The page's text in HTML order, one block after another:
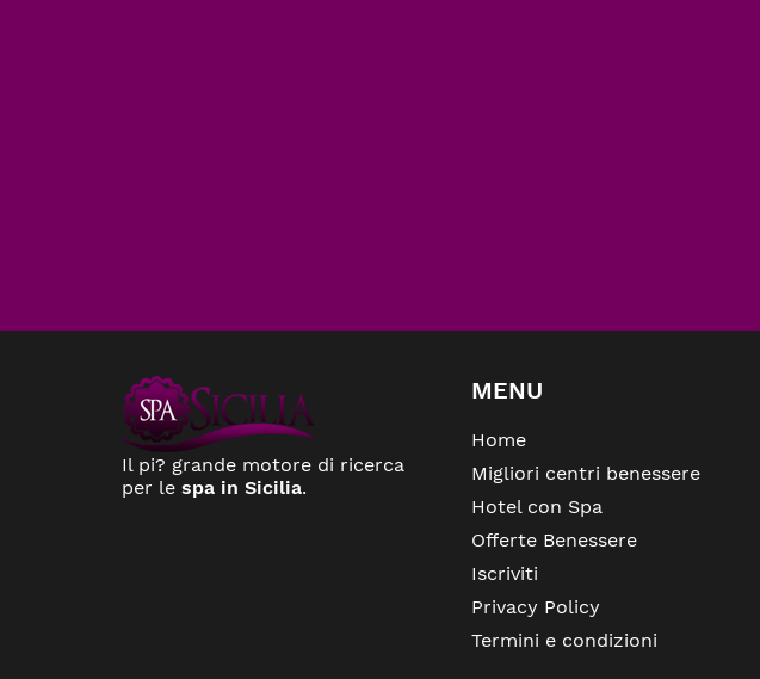
Il pi? grande motore di ricerca
per le spa in Sicilia.
MENU
Home
Migliori centri benessere
Hotel con Spa
Offerte Benessere
Iscriviti
Privacy Policy
Termini e condizioni